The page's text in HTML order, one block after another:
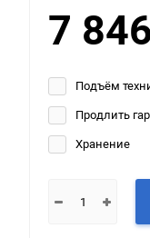
7
Подъём
Продлить
Хранение